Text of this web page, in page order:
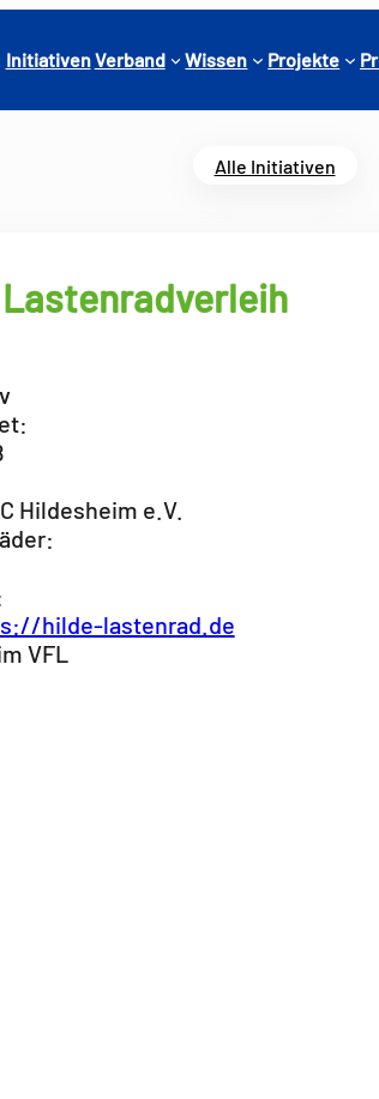
InitiativenVerband Wissen Projekte
Alle Initiativen
Hildesheim e.V.
hilde-lastenrad.de
VFL